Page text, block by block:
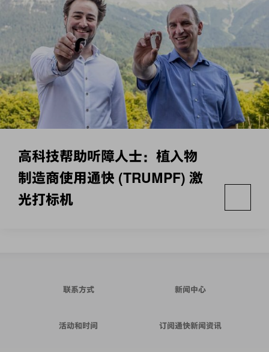
高科技帮助听障人士：植入物
制造商使用通快 (TRUMPF) 激
光打标机
联系方式 新闻中心
活动和时间 订阅通快新闻资讯